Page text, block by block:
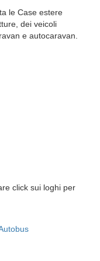
le Case estere
dei veicoli
e autocaravan.
click sui loghi per